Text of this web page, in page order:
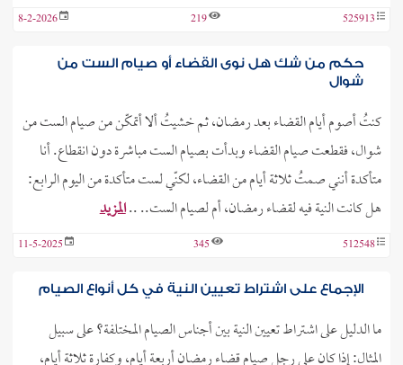
525913
219
8-2-2026
حكم من شك هل نوى القضاء أو صيام الست من
شوال
كنتُ أصوم أيام القضاء بعد رمضان، ثم خشيتُ ألا أتمكّن من صيام الست من
شوال، فقطعت صيام القضاء وبدأت بصيام الست مباشرة دون انقطاع. أنا
متأكدة أنني صمتُ ثلاثة أيام من القضاء، لكنّي لست متأكدة من اليوم الرابع:
هل كانت النية فيه لقضاء رمضان، أم لصيام الست.. ..المزيد
512548
345
11-5-2025
الإجماع على اشتراط تعيين النية في كل أنواع الصيام
ما الدليل على اشتراط تعيين النية بين أجناس الصيام المختلفة؟ على سبيل